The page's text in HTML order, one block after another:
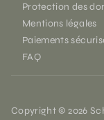
Protection des
Mentions légales
Paiements
FAQ
Copyright © 2026